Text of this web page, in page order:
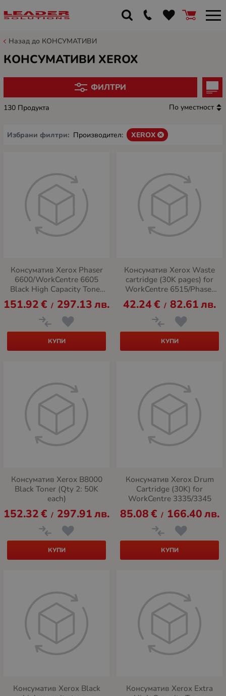
Назад до КОНСУМАТИВИ
КОНСУМАТИВИ XEROX
ФИЛТРИ
130 Продукта По уместност
Избрани филтри: Производител: XEROX
Консуматив Xerox Phaser
6600/WorkCentre 6605
Black High Capacity Toner
Cartridge, DMO
151.92€ / 297.13лв.
КУПИ
Консуматив Xerox Waste
cartridge (30K pages) for
WorkCentre 6515/Phaser
6510
42.24€ / 82.61лв.
КУПИ
Консуматив Xerox B8000
Black Toner (Qty 2: 50K
each)
152.32€ / 297.91лв.
КУПИ
Консуматив Xerox Drum
Cartridge (30K) for
WorkCentre 3335/3345
85.08€ / 166.40лв.
КУПИ
Консуматив Xerox Black
Консуматив Xerox Extra